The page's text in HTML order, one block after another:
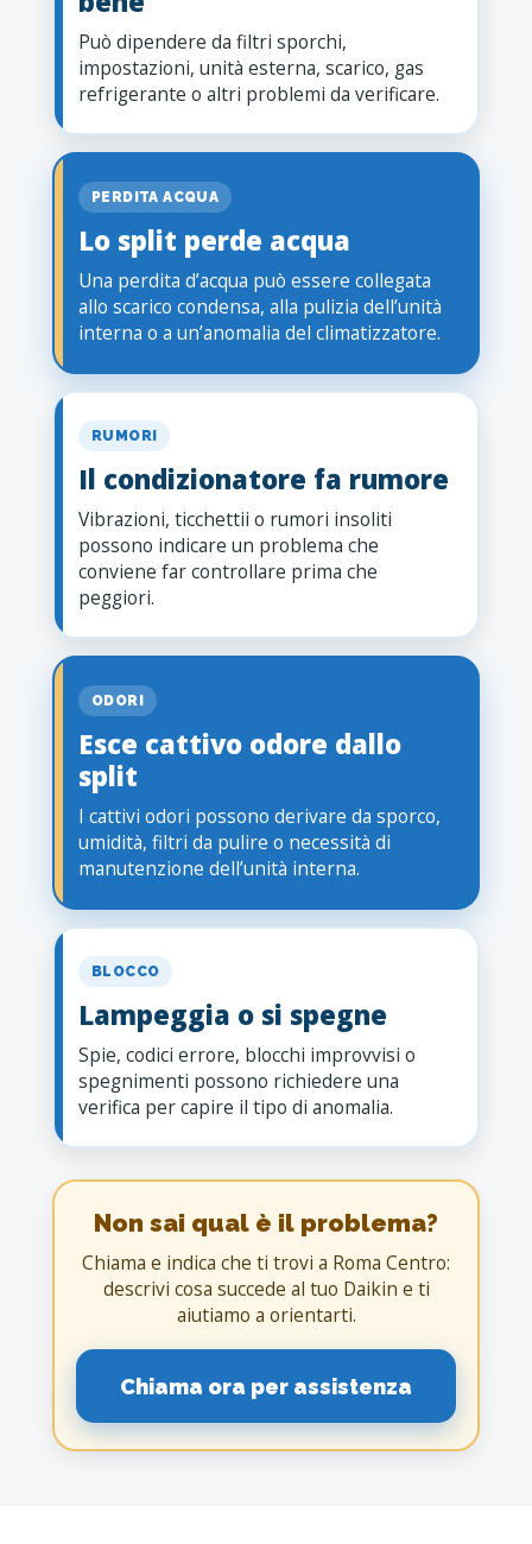
Può dipendere da filtri sporchi,
impostazioni, unità esterna, scarico, gas
refrigerante o altri problemi da verificare.
PERDITA ACQUA
Lo split perde acqua
Una perdita d’acqua può essere collegata
allo scarico condensa, alla pulizia dell’unità
interna o a un’anomalia del climatizzatore.
RUMORI
Il condizionatore fa rumore
Vibrazioni, ticchettii o rumori insoliti
possono indicare un problema che
conviene far controllare prima che
peggiori.
ODORI
Esce cattivo odore dallo
split
I cattivi odori possono derivare da sporco,
umidità, filtri da pulire o necessità di
manutenzione dell’unità interna.
BLOCCO
Lampeggia o si spegne
Spie, codici errore, blocchi improvvisi o
spegnimenti possono richiedere una
verifica per capire il tipo di anomalia.
Non sai qual è il problema?
Chiama e indica che ti trovi a Roma Centro:
descrivi cosa succede al tuo Daikin e ti
aiutiamo a orientarti.
Chiama ora per assistenza